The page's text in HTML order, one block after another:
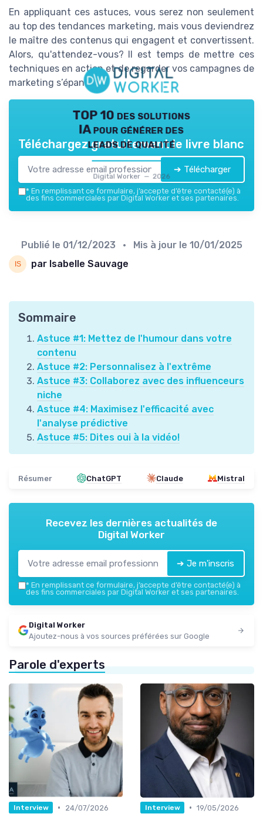
En appliquant ces astuces, vous serez non seulement
au top des tendances marketing, mais vous deviendrez
le maître des contenus qui engagent et convertissent.
Alors, qu'attendez-vous? Il est temps de mettre ces
techniques en action et de regarder vos campagnes de
marketing s’épanouir.
TOP 10 des solutions
IA pour générer des
leads de qualité
Digital Worker — 2026
Téléchargez gratuitement le livre blanc
➔ Télécharger
* En remplissant ce formulaire, j’accepte d’être contacté(e) à
des fins commerciales par Digital Worker et ses partenaires.
Publié le 01/12/2023 • Mis à jour le 10/01/2025
par Isabelle Sauvage
Sommaire
Astuce #1: Mettez de l'humour dans votre
contenu
Astuce #2: Personnalisez à l'extrême
Astuce #3: Collaborez avec des influenceurs
niche
Astuce #4: Maximisez l'efficacité avec
l'analyse prédictive
Astuce #5: Dites oui à la vidéo!
Résumer ChatGPT Claude Mistral
Recevez les dernières actualités de
Digital Worker
➔ Je m'inscris
* En remplissant ce formulaire, j’accepte d’être contacté(e) à
des fins commerciales par Digital Worker et ses partenaires.
Digital Worker
Ajoutez-nous à vos sources préférées sur Google
Parole d'experts
Interview •
24/07/2026
Interview • 19/05/2026